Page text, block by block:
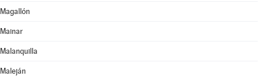
Magallón
Mainar
Malanquilla
Maleján